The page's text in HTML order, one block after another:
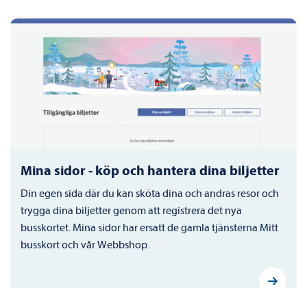
Mina sidor - köp och hantera dina biljetter
Din egen sida där du kan sköta dina och andras resor och
trygga dina biljetter genom att registrera det nya
busskortet. Mina sidor har ersatt de gamla tjänsterna Mitt
busskort och vår Webbshop.